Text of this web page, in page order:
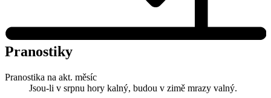
Pranostiky
Pranostika na akt. měsíc
Jsou-li v srpnu hory kalný, budou v zimě mrazy valný.